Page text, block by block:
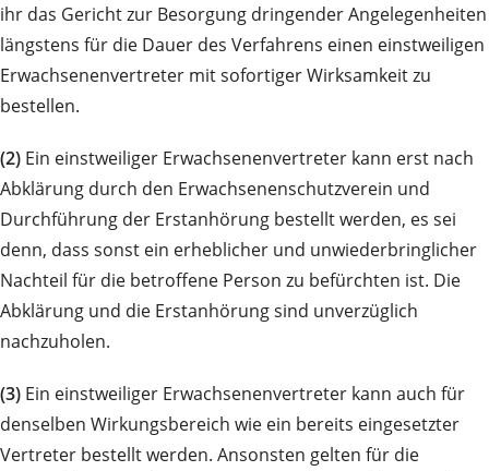
ihr das Gericht zur Besorgung dringender Angelegenheiten
längstens für die Dauer des Verfahrens einen einstweiligen
Erwachsenenvertreter mit sofortiger Wirksamkeit zu
bestellen.
(2) Ein einstweiliger Erwachsenenvertreter kann erst nach
Abklärung durch den Erwachsenenschutzverein und
Durchführung der Erstanhörung bestellt werden, es sei
denn, dass sonst ein erheblicher und unwiederbringlicher
Nachteil für die betroffene Person zu befürchten ist. Die
Abklärung und die Erstanhörung sind unverzüglich
nachzuholen.
(3) Ein einstweiliger Erwachsenenvertreter kann auch für
denselben Wirkungsbereich wie ein bereits eingesetzter
Vertreter bestellt werden. Ansonsten gelten für die